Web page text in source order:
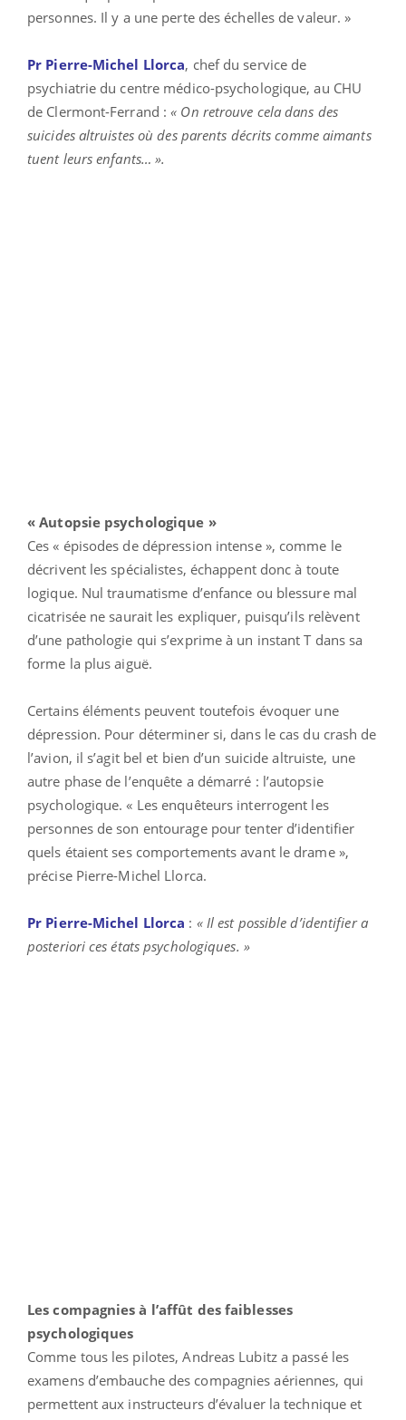
personnes. Il y a une perte des échelles de valeur. »
Pr Pierre-Michel Llorca, chef du service de
psychiatrie du centre médico-psychologique, au CHU
de Clermont-Ferrand : « On retrouve cela dans des
suicides altruistes où des parents décrits comme aimants
tuent leurs enfants… ».
« Autopsie psychologique »
Ces « épisodes de dépression intense », comme le
décrivent les spécialistes, échappent donc à toute
logique. Nul traumatisme d’enfance ou blessure mal
cicatrisée ne saurait les expliquer, puisqu’ils relèvent
d’une pathologie qui s’exprime à un instant T dans sa
forme la plus aiguë.
Certains éléments peuvent toutefois évoquer une
dépression. Pour déterminer si, dans le cas du crash de
l’avion, il s’agit bel et bien d’un suicide altruiste, une
autre phase de l’enquête a démarré : l’autopsie
psychologique. « Les enquêteurs interrogent les
personnes de son entourage pour tenter d’identifier
quels étaient ses comportements avant le drame »,
précise Pierre-Michel Llorca.
Pr Pierre-Michel Llorca : « Il est possible d’identifier a
posteriori ces états psychologiques. »
Les compagnies à l’affût des faiblesses
psychologiques
Comme tous les pilotes, Andreas Lubitz a passé les
examens d’embauche des compagnies aériennes, qui
permettent aux instructeurs d’évaluer la technique et